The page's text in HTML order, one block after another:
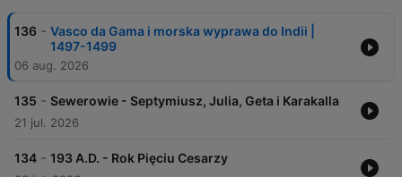
136 - Vasco da Gama i morska wyprawa do Indii |
1497-1499
06 aug. 2026
135 - Sewerowie - Septymiusz, Julia, Geta i Karakalla
21 jul. 2026
134 - 193 A.D. - Rok Pięciu Cesarzy